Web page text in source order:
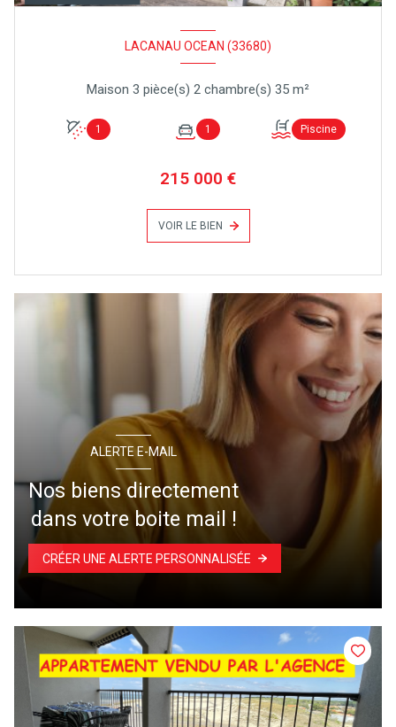
LACANAU OCEAN (33680)
Maison 3 pièce(s) 2 chambre(s) 35 m²
1 1 Piscine
215 000 €
VOIR LE BIEN
ALERTE E-MAIL
Nos biens directement
dans votre boite mail !
CRÉER UNE ALERTE PERSONNALISÉE